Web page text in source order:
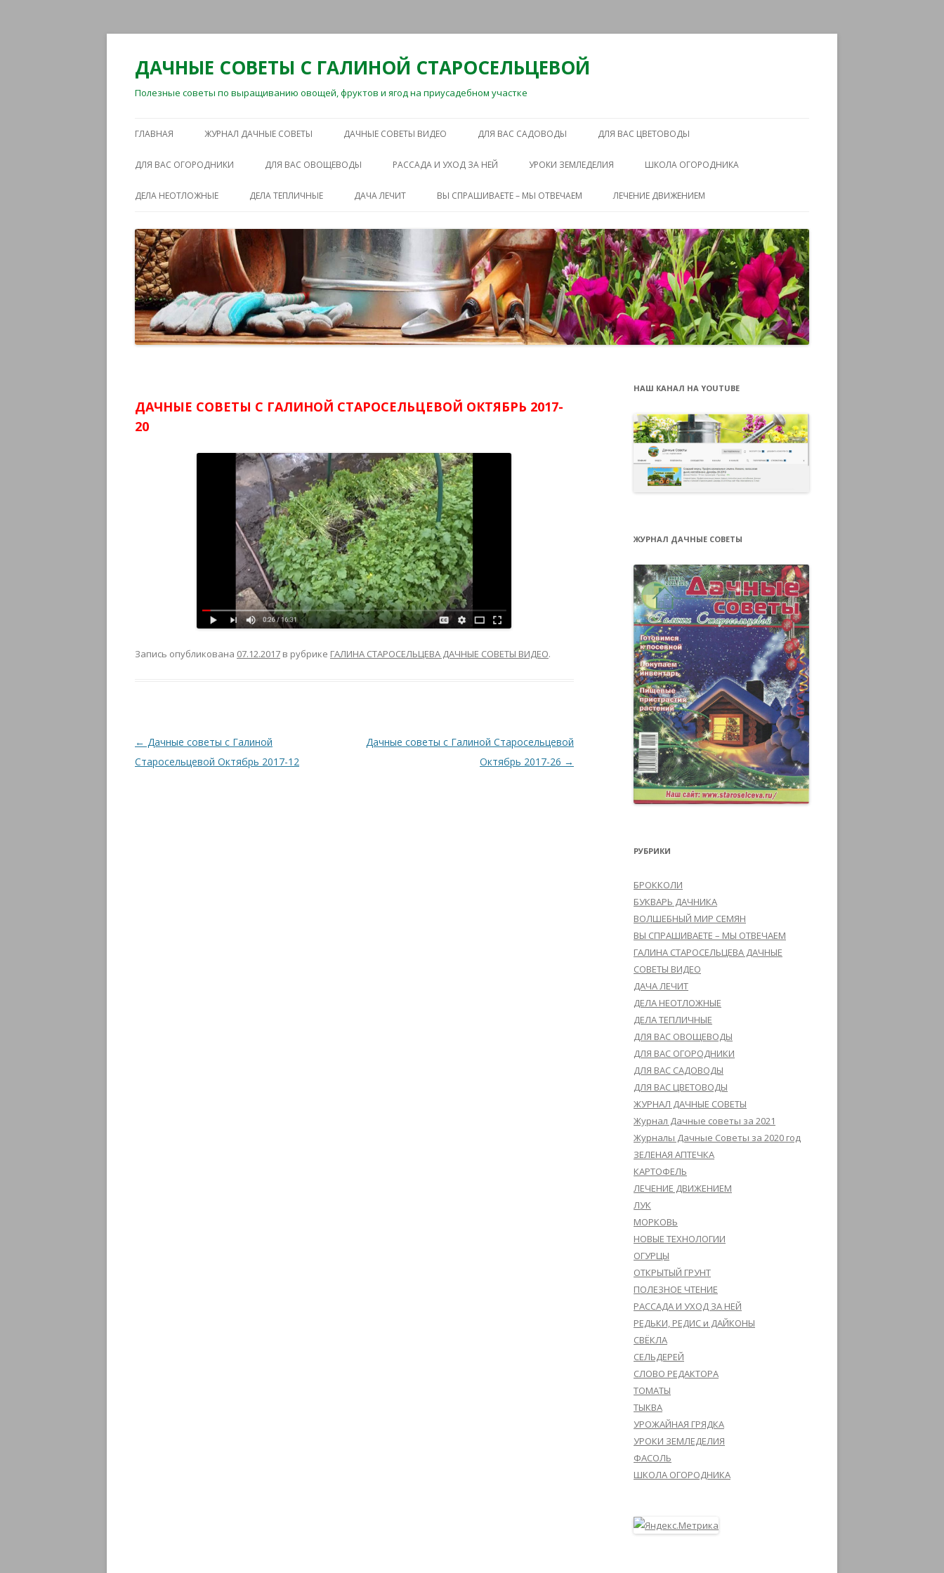
ДАЧНЫЕ СОВЕТЫ С ГАЛИНОЙ СТАРОСЕЛЬЦЕВОЙ
Полезные советы по выращиванию овощей, фруктов и ягод на приусадебном участке
содержимому
ГЛАВНАЯ ЖУРНАЛ ДАЧНЫЕ СОВЕТЫ ДАЧНЫЕ СОВЕТЫ ВИДЕО ДЛЯ ВАС САДОВОДЫ ДЛЯ ВАС ЦВЕТОВОДЫ
ДЛЯ ВАС ОГОРОДНИКИ ДЛЯ ВАС ОВОЩЕВОДЫ РАССАДА И УХОД ЗА НЕЙ УРОКИ ЗЕМЛЕДЕЛИЯ ШКОЛА ОГОРОДНИКА
ДЕЛА НЕОТЛОЖНЫЕ ДЕЛА ТЕПЛИЧНЫЕ ДАЧА ЛЕЧИТ ВЫ СПРАШИВАЕТЕ – МЫ ОТВЕЧАЕМ ЛЕЧЕНИЕ ДВИЖЕНИЕМ
ДАЧНЫЕ СОВЕТЫ С ГАЛИНОЙ СТАРОСЕЛЬЦЕВОЙ ОКТЯБРЬ 2017-
20
Запись опубликована 07.12.2017 в рубрике ГАЛИНА СТАРОСЕЛЬЦЕВА ДАЧНЫЕ СОВЕТЫ ВИДЕО.
Навигация
по
← Дачные советы с Галиной
Старосельцевой Октябрь 2017-12
Дачные советы с Галиной Старосельцевой
Октябрь 2017-26 →
НАШ КАНАЛ НА YOUTUBE
ЖУРНАЛ ДАЧНЫЕ СОВЕТЫ
РУБРИКИ
БРОККОЛИ
БУКВАРЬ ДАЧНИКА
ВОЛШЕБНЫЙ МИР СЕМЯН
ВЫ СПРАШИВАЕТЕ – МЫ ОТВЕЧАЕМ
ГАЛИНА СТАРОСЕЛЬЦЕВА ДАЧНЫЕ
СОВЕТЫ ВИДЕО
ДАЧА ЛЕЧИТ
ДЕЛА НЕОТЛОЖНЫЕ
ДЕЛА ТЕПЛИЧНЫЕ
ДЛЯ ВАС ОВОЩЕВОДЫ
ДЛЯ ВАС ОГОРОДНИКИ
ДЛЯ ВАС САДОВОДЫ
ДЛЯ ВАС ЦВЕТОВОДЫ
ЖУРНАЛ ДАЧНЫЕ СОВЕТЫ
Журнал Дачные советы за 2021
Журналы Дачные Советы за 2020 год
ЗЕЛЕНАЯ АПТЕЧКА
КАРТОФЕЛЬ
ЛЕЧЕНИЕ ДВИЖЕНИЕМ
ЛУК
МОРКОВЬ
НОВЫЕ ТЕХНОЛОГИИ
ОГУРЦЫ
ОТКРЫТЫЙ ГРУНТ
ПОЛЕЗНОЕ ЧТЕНИЕ
РАССАДА И УХОД ЗА НЕЙ
РЕДЬКИ, РЕДИС и ДАЙКОНЫ
СВЁКЛА
СЕЛЬДЕРЕЙ
СЛОВО РЕДАКТОРА
ТОМАТЫ
ТЫКВА
УРОЖАЙНАЯ ГРЯДКА
УРОКИ ЗЕМЛЕДЕЛИЯ
ФАСОЛЬ
ШКОЛА ОГОРОДНИКА